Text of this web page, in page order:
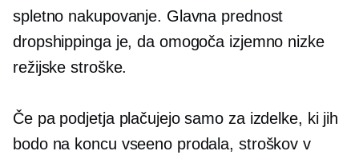
spletno nakupovanje. Glavna prednost
dropshippinga je, da omogoča izjemno nizke
režijske stroške.
Če pa podjetja plačujejo samo za izdelke, ki jih
bodo na koncu vseeno prodala, stroškov v